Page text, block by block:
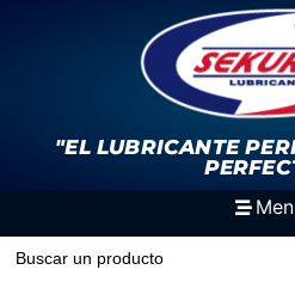
"EL LUBRICANTE
Search
for: